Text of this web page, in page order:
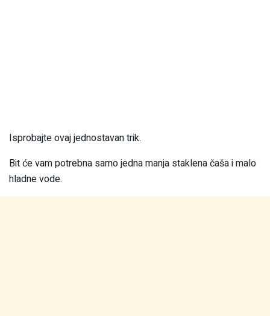
Isprobajte ovaj jednostavan trik.
Bit će vam potrebna samo jedna manja staklena čaša i malo
hladne vode.